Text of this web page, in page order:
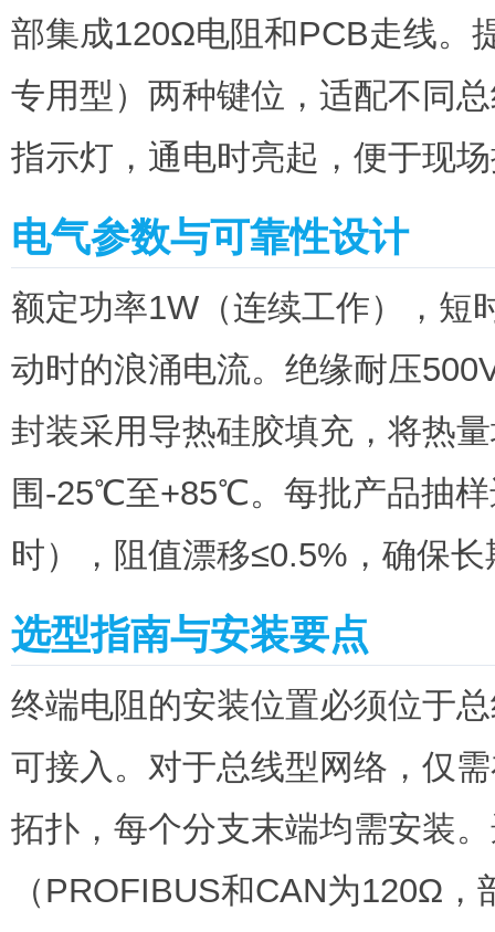
部集成120Ω电阻和PCB走线。
专用型）两种键位，适配不同
指示灯，通电时亮起，便于现
电气参数与可靠性设计
额定功率1W（连续工作），短
动时的浪涌电流。绝缘耐压
封装采用导热硅胶填充，将热
围-25℃至+85℃。每批产品抽
时），阻值漂移≤0.5%，确保
选型指南与安装要点
终端电阻的安装位置必须位于
可接入。对于总线型网络，仅
拓扑，每个分支末端均需安装
（PROFIBUS和CAN为120Ω